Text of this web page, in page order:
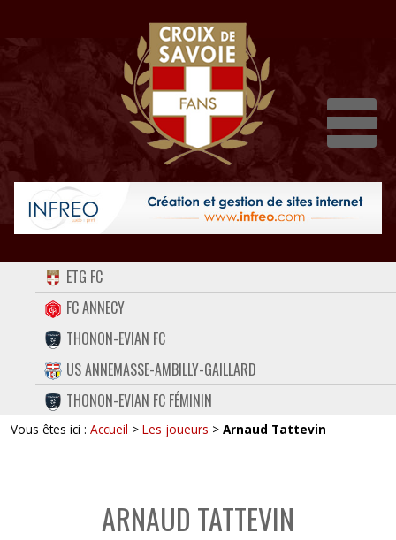
ACCUEIL
FORUM
CONTACT
FACEBOOK
TWITTER
ETG FC
FC ANNECY
THONON-EVIAN FC
US ANNEMASSE-AMBILLY-GAILLARD
THONON-EVIAN FC FÉMININ
Vous êtes ici : Accueil > Les joueurs > Arnaud Tattevin
ARNAUD TATTEVIN